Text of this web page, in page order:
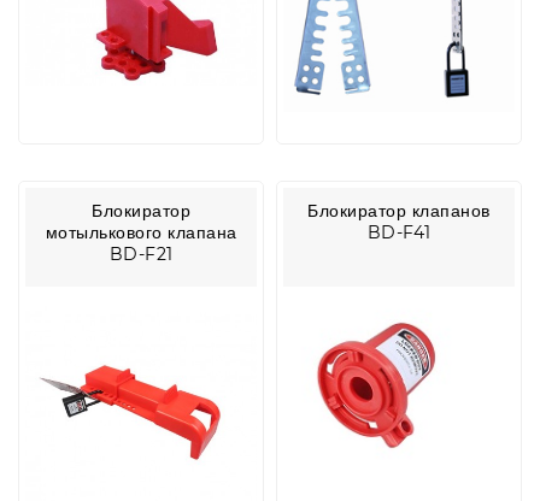
Блокиратор
мотылькового клапана
BD-F21
Блокиратор клапанов
BD-F41